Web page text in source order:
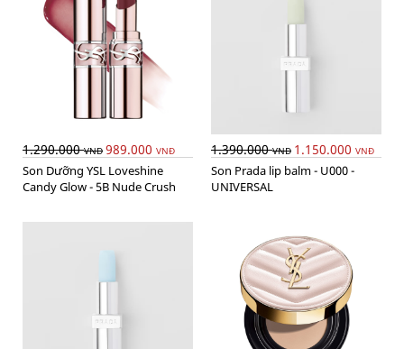
1.290.000VNĐ 989.000 VNĐ
Son Dưỡng YSL Loveshine
Candy Glow - 5B Nude Crush
1.390.000VNĐ 1.150.000 VNĐ
Son Prada lip balm - U000 -
UNIVERSAL